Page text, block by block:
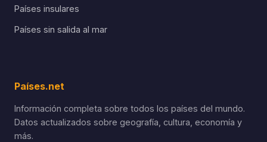
Países insulares
Países sin salida al mar
Países.net
Información completa sobre todos los países del mundo.
Datos actualizados sobre geografía, cultura, economía y
más.